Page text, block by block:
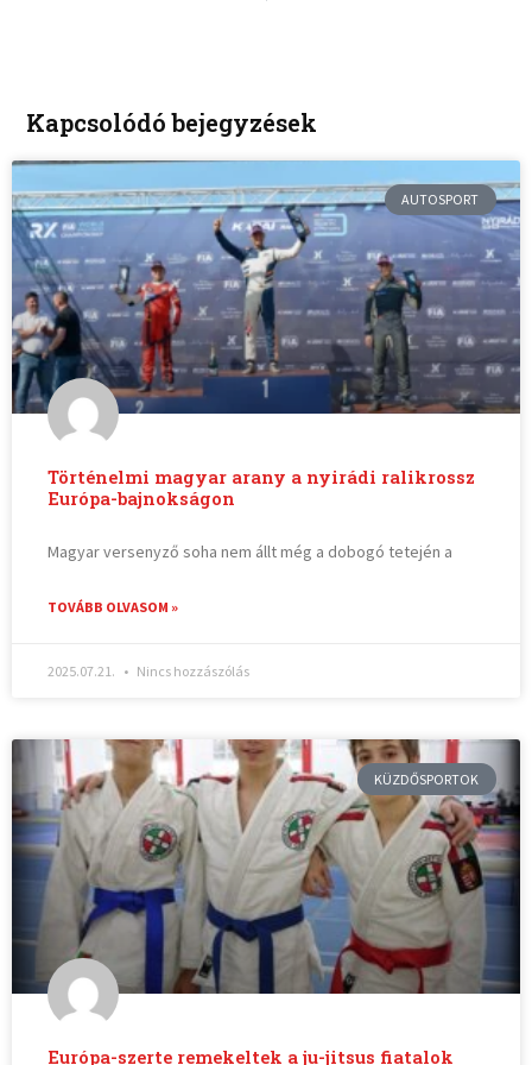
Kapcsolódó bejegyzések
AUTOSPORT
Történelmi magyar arany a nyirádi ralikrossz
Európa-bajnokságon
Magyar versenyző soha nem állt még a dobogó tetején a
TOVÁBB OLVASOM »
2025.07.21. Nincs hozzászólás
KÜZDŐSPORTOK
Európa-szerte remekeltek a ju-jitsus fiatalok